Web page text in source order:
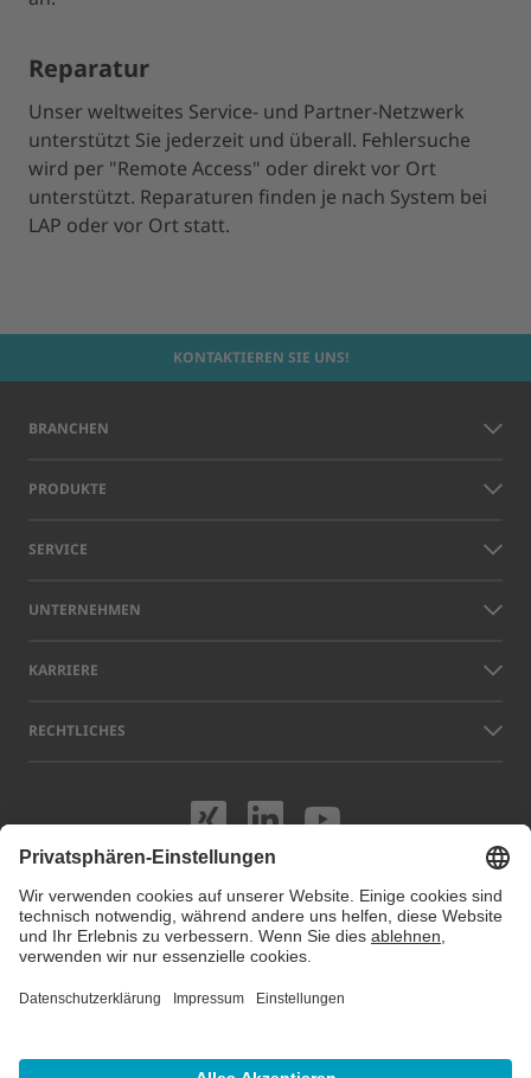
Reparatur
Unser weltweites Service- und Partner-Netzwerk
unterstützt Sie jederzeit und überall. Fehlersuche
wird per "Remote Access" oder direkt vor Ort
unterstützt. Reparaturen finden je nach System bei
LAP oder vor Ort statt.
KONTAKTIEREN SIE UNS!
BRANCHEN
PRODUKTE
SERVICE
UNTERNEHMEN
KARRIERE
RECHTLICHES
Besuchen Sie
Besuchen Sie
Besuchen
Namen anderer Unternehmen und Produkte, die auf dieser Website
gezeigt werden, können Warenzeichen oder eingetragene Marken sein,
die nicht LAP, sondern den jeweiligen Eigentümern gehören. Unsere
Einstellungenverwalten oder deaktivieren. Für weitere Informationen